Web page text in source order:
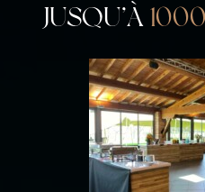
JUSQU’À